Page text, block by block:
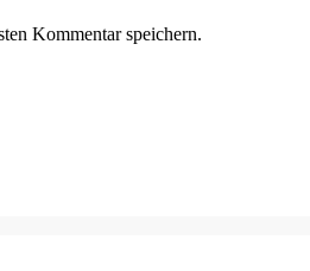
Kommentar speichern.